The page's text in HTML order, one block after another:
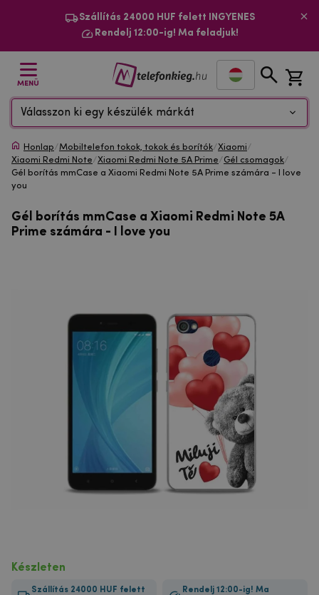
Szállítás 24000 HUF felett INGYENES
Rendelj 12:00-ig! Ma feladjuk!
MENÜ
Válasszon ki egy készülék márkát
Honlap/Mobiltelefon tokok, tokok és borítók/Xiaomi/
Xiaomi Redmi Note/Xiaomi Redmi Note 5A Prime/Gél csomagok/
Gél borítás mmCase a Xiaomi Redmi Note 5A Prime számára - I love
you
Gél borítás mmCase a Xiaomi Redmi Note 5A
Prime számára - I love you
Készleten
Szállítás 24000 HUF felett
Rendelj 12:00-ig! Ma